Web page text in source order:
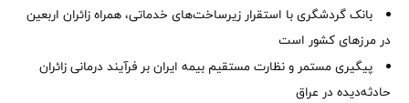
بانک گردشگری با استقرار زیرساخت‌های خدماتی، همراه زائران اربعین
در مرزهای کشور است
پیگیری مستمر و نظارت مستقیم بیمه ایران بر فرآیند درمانی زائران
حادثه‌دیده در عراق